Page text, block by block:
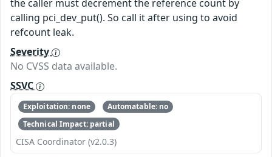
the caller must decrement the reference count by
calling pci_dev_put(). So call it after using to avoid
refcount leak.
Severity
No CVSS data available.
SSVC
Exploitation: none
Automatable: no
Technical Impact: partial
CISA Coordinator (v2.0.3)